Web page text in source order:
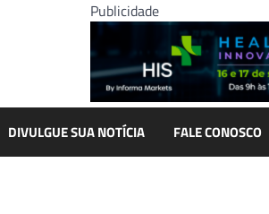
Publicidade
DIVULGUE SUA NOTÍCIA FALE CONOSCO